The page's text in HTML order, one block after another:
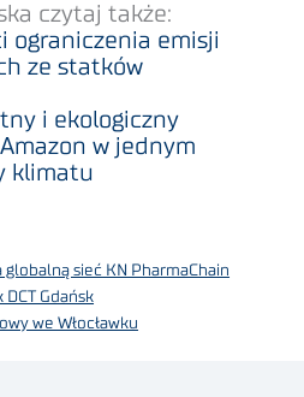
czytaj także:
ograniczenia emisji
ze statków
i ekologiczny
w jednym
klimatu
sieć KN PharmaChain
DCT Gdańsk
we Włocławku